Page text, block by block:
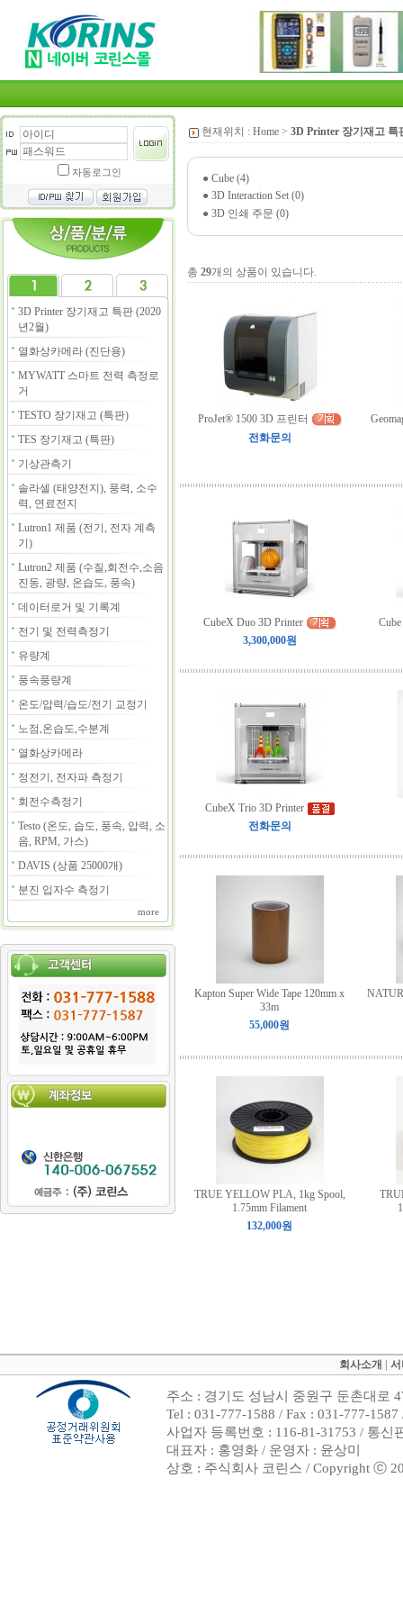
자동로그인
3D Printer 장기재고 특판 (2020
년2월)
열화상카메라 (진단용)
MYWATT 스마트 전력 측정로
거
TESTO 장기재고 (특판)
TES 장기재고 (특판)
기상관측기
솔라셀 (태양전지), 풍력, 소수
력, 연료전지
Lutron1 제품 (전기, 전자 계측
기)
Lutron2 제품 (수질,회전수,소음
진동, 광량, 온습도, 풍속)
데이터로거 및 기록계
전기 및 전력측정기
유량계
풍속풍량계
온도/압력/습도/전기 교정기
노점,온습도,수분계
열화상카메라
정전기, 전자파 측정기
회전수측정기
Testo (온도, 습도, 풍속, 압력, 소
음, RPM, 가스)
DAVIS (상품 25000개)
분진 입자수 측정기
more
현재위치 : Home > 3D Printer 장기재고 특
● Cube (4)
● 3D Interaction Set (0)
● 3D 인쇄 주문 (0)
총 29개의 상품이 있습니다.
ProJet® 1500 3D 프린터
전화문의
CubeX Duo 3D Printer
3,300,000원
CubeX Trio 3D Printer
전화문의
Kapton Super Wide Tape 120mm x
33m
55,000원
TRUE YELLOW PLA, 1kg Spool,
1.75mm Filament
132,000원
회사소개
주소 : 경기도 성남시 중원구 둔촌대로
Tel : 031-777-1588 / Fax : 031-777-
사업자 등록번호 : 116-81-31753 / 통신
대표자 : 홍영화 / 운영자 : 윤상미
상호 : 주식회사 코린스 / Copyright ⓒ